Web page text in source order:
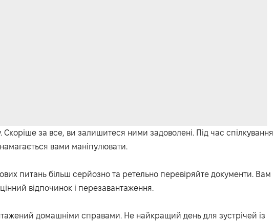
Скоріше за все, ви залишитеся ними задоволені. Під час спілкування
вами маніпулювати.
питань більш серйозно та ретельно перевіряйте документи. Вам
відпочинок і перезавантаження.
домашніми справами. Не найкращий день для зустрічей із